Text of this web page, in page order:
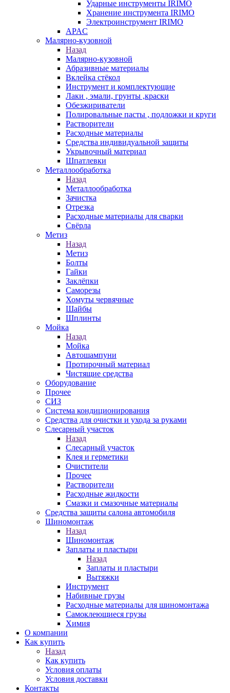
Ударные инструменты IRIMO
Хранение инструмента IRIMO
Электроинструмент IRIMO
APAC
Малярно-кузовной
Назад
Малярно-кузовной
Абразивные материалы
Вклейка стёкол
Инструмент и комплектующие
Лаки , эмали, грунты ,краски
Обезжириватели
Полировальные пасты , подложки и круги
Растворители
Расходные материалы
Средства индивидуальной защиты
Укрывочный материал
Шпатлевки
Металлообработка
Назад
Металлообработка
Зачистка
Отрезка
Расходные материалы для сварки
Свёрла
Метиз
Назад
Метиз
Болты
Гайки
Заклёпки
Саморезы
Хомуты червячные
Шайбы
Шплинты
Мойка
Назад
Мойка
Автошампуни
Протирочный материал
Чистящие средства
Оборудование
Прочее
СИЗ
Система кондиционирования
Средства для очистки и ухода за руками
Слесарный участок
Назад
Слесарный участок
Клея и герметики
Очистители
Прочее
Растворители
Расходные жидкости
Смазки и смазочные материалы
Средства защиты салона автомобиля
Шиномонтаж
Назад
Шиномонтаж
Заплаты и пластыри
Назад
Заплаты и пластыри
Вытяжки
Инструмент
Набивные грузы
Расходные материалы для шиномонтажа
Самоклеющиеся грузы
Химия
О компании
Как купить
Назад
Как купить
Условия оплаты
Условия доставки
Контакты